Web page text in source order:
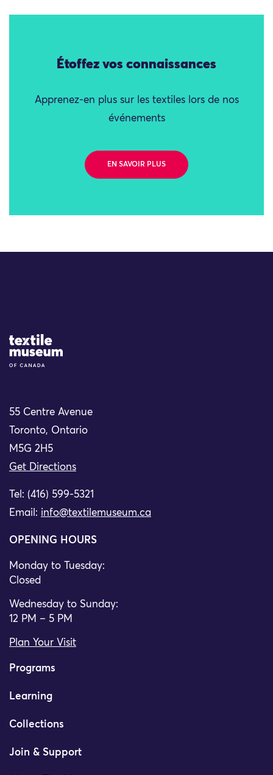
Étoffez vos connaissances
Apprenez-en plus sur les textiles lors de nos
événements
EN SAVOIR PLUS
Site Logo
55 Centre Avenue
Toronto, Ontario
M5G 2H5
Get Directions
Tel: (416) 599-5321
Email: info@textilemuseum.ca
OPENING HOURS
Monday to Tuesday:
Closed
Wednesday to Sunday:
12 PM – 5 PM
Plan Your Visit
Programs
Learning
Collections
Join & Support